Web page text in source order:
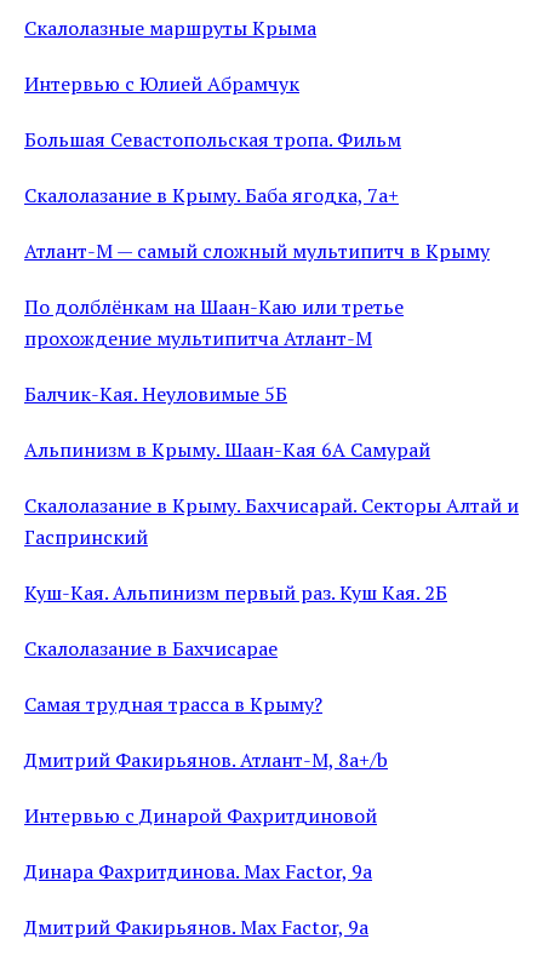
Скалолазные маршруты Крыма
Интервью с Юлией Абрамчук
Большая Севастопольская тропа. Фильм
Скалолазание в Крыму. Баба ягодка, 7а+
Атлант-М — самый сложный мультипитч в Крыму
По долблёнкам на Шаан-Каю или третье
прохождение мультипитча Атлант-М
Балчик-Кая. Неуловимые 5Б
Альпинизм в Крыму. Шаан-Кая 6А Самурай
Скалолазание в Крыму. Бахчисарай. Секторы Алтай и
Гаспринский
Куш-Кая. Альпинизм первый раз. Куш Кая. 2Б
Скалолазание в Бахчисарае
Самая трудная трасса в Крыму?
Дмитрий Факирьянов. Атлант-М, 8a+/b
Интервью с Динарой Фахритдиновой
Динара Фахритдинова. Max Factor, 9a
Дмитрий Факирьянов. Max Factor, 9a